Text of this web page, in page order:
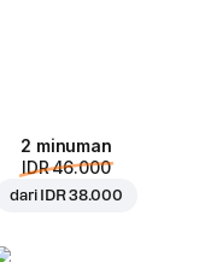
2 minuman
IDR 46.000
dari IDR 38.000